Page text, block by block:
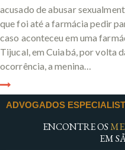
acusado de abusar
que foi até a farmácia pedir
caso aconteceu em uma
Tijucal, em Cuiabá, por volta
ocorrência, a menina…
ADVOGADOS
ENCONTRE OS
EM